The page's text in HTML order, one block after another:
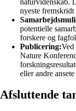
naturvidenskab.
nyeste
potentielle
forskere og
Publicering:Ved
Nature
eller andre
Afsluttende